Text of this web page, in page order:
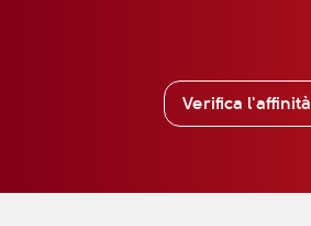
Verifica l'affinità